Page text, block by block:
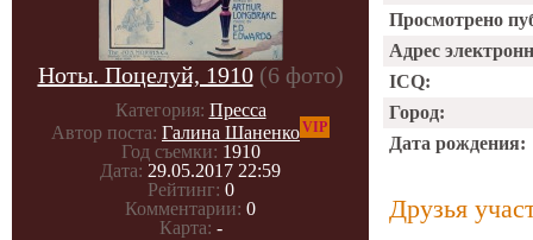
Ноты. Поцелуй, 1910 (6 фото)
Категория: Пресса
Автор поста: Галина ШаненкоVIP
Год съемки: 1910
Дата: 29.05.2017 22:59
Рейтинг: 0
Комментарии: 0
Карта: -
Просмотрено
Адрес
ICQ:
Город:
Дата рождения:
Друзья